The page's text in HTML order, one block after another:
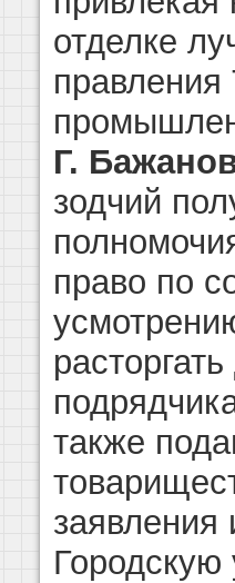
отделке
правления
Г.
зодчий
право по
также
Городскую